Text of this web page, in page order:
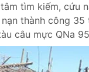
tìm kiếm, cứu
thành công 35
câu mực QNa